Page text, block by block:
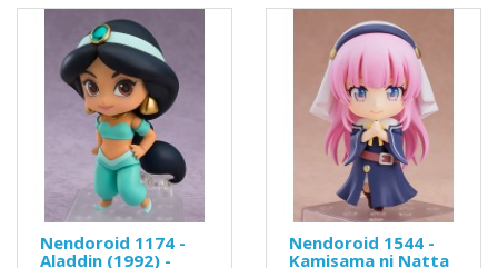
Nendoroid 1174 -
Aladdin (1992) -
Nendoroid 1544 -
Kamisama ni Natta